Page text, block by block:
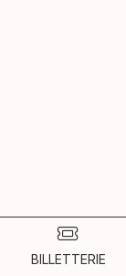
BILLETTERIE